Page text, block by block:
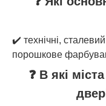
✔️ технічні,
порошкове
❓ В які